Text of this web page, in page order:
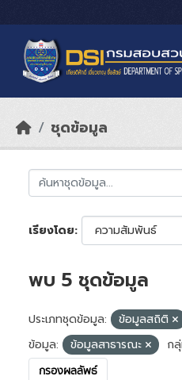
ชุดข้อมูล
เรียงโดย
พบ 5 ชุดข้อมูล
ประเภทชุดข้อมูล: ข้อมูลสถิติ
ข้อมูล:
ข้อมูลสาธารณะ ก
กรองผลลัพธ์